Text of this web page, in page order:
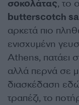
σοκολάτας, το
butterscotch
αρκετά πιο
ενισχυμένη
Athens, πατάει
αλλά περνά σε
διασκέδαση
τραπέζι, το